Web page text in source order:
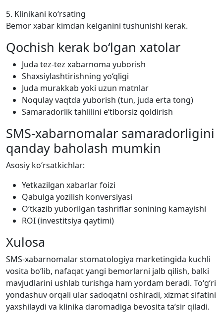
5. Klinikani ko‘rsating
Bemor xabar kimdan kelganini tushunishi kerak.
Qochish kerak bo‘lgan xatolar
Juda tez-tez xabarnoma yuborish
Shaxsiylashtirishning yo‘qligi
Juda murakkab yoki uzun matnlar
Noqulay vaqtda yuborish (tun, juda erta tong)
Samaradorlik tahlilini e’tiborsiz qoldirish
SMS-xabarnomalar samaradorligini
qanday baholash mumkin
Asosiy ko‘rsatkichlar:
Yetkazilgan xabarlar foizi
Qabulga yozilish konversiyasi
O‘tkazib yuborilgan tashriflar sonining kamayishi
ROI (investitsiya qaytimi)
Xulosa
SMS-xabarnomalar stomatologiya marketingida kuchli
vosita bo‘lib, nafaqat yangi bemorlarni jalb qilish, balki
mavjudlarini ushlab turishga ham yordam beradi. To‘g‘ri
yondashuv orqali ular sadoqatni oshiradi, xizmat sifatini
yaxshilaydi va klinika daromadiga bevosita ta’sir qiladi.